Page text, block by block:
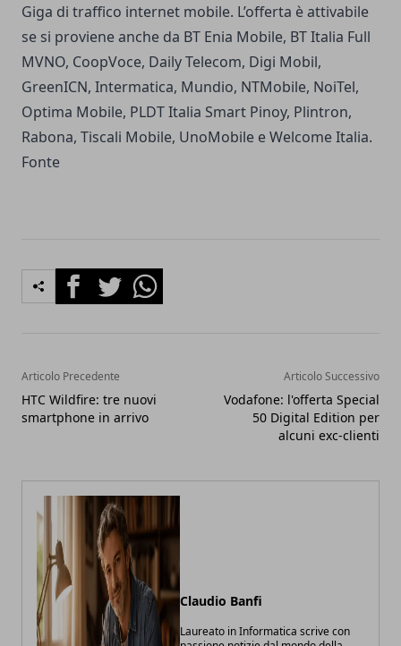
Giga di traffico internet mobile. L’offerta è attivabile
se si proviene anche da BT Enia Mobile, BT Italia Full
MVNO, CoopVoce, Daily Telecom, Digi Mobil,
GreenICN, Intermatica, Mundio, NTMobile, NoiTel,
Optima Mobile, PLDT Italia Smart Pinoy, Plintron,
Rabona, Tiscali Mobile, UnoMobile e Welcome Italia.
Fonte
FacebookTwitterWhatsapp
Articolo Precedente
HTC Wildfire: tre nuovi
smartphone in arrivo
Articolo Successivo
Vodafone: l'offerta Special
50 Digital Edition per
alcuni exc-clienti
Claudio Banfi
Laureato in Informatica scrive con